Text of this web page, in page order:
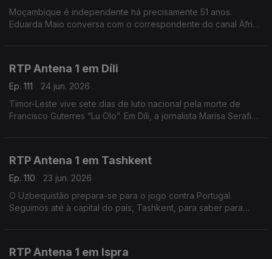
Moçambique é independente há precisamente 51 anos.
Eduarda Maio conversa com o correspondente do canal África
RTP Antena 1 em Díli
Ep. 111
24 jun. 2026
Timor-Leste vive sete dias de luto nacional pela morte de
Francisco Guterres “Lu Olo”. Em Díli, a jornalista Marisa Serafim
RTP Antena 1 em Tashkent
Ep. 110
23 jun. 2026
O Uzbequistão prepara-se para o jogo contra Portugal.
Seguimos até à capital do país, Tashkent, para saber para
RTP Antena 1 em Ispra